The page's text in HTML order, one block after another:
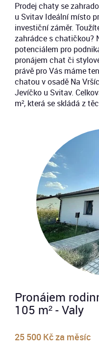
Prodej chaty se
u Svitav Ideální místo
investiční záměr.
zahrádce s chatičkou?
potenciálem pro
pronájem chat či
právě pro Vás máme
chatou v osadě Na
Jevíčko u Svitav.
m², která se skládá z
Pronájem
105 m² - Valy
25 500 Kč za měsíc